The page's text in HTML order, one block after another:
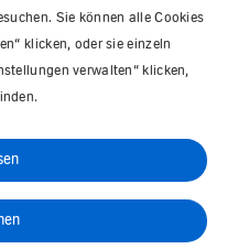
Sie können alle Cookies
klicken, oder sie einzeln
verwalten“ klicken,